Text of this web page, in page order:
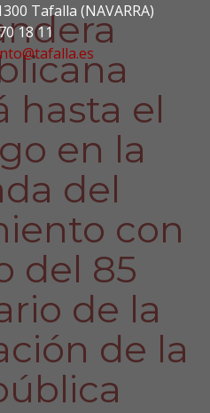
Tafalla (NAVARRA)
18 11
hasta el
en la
del
con
del 85
de la
de la